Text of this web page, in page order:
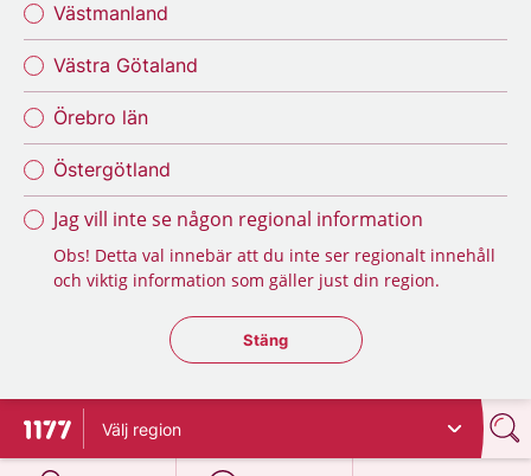
Västmanland
Västra Götaland
Örebro län
Östergötland
Jag vill inte se någon regional information
Obs! Detta val innebär att du inte ser regionalt innehåll
och viktig information som gäller just din region.
Stäng regionsväljaren
Stäng
Till startsidan för 1177
Välj region
på 1177.se
på 1177.se